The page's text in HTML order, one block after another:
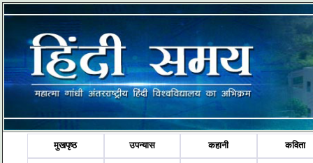
मुखपृष्ठ उपन्यास कहानी कविता